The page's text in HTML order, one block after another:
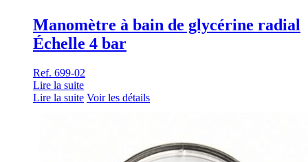
Manomètre à bain de glycérine radial
Échelle 4 bar
Ref. 699-02
Lire la suite
Lire la suite Voir les détails